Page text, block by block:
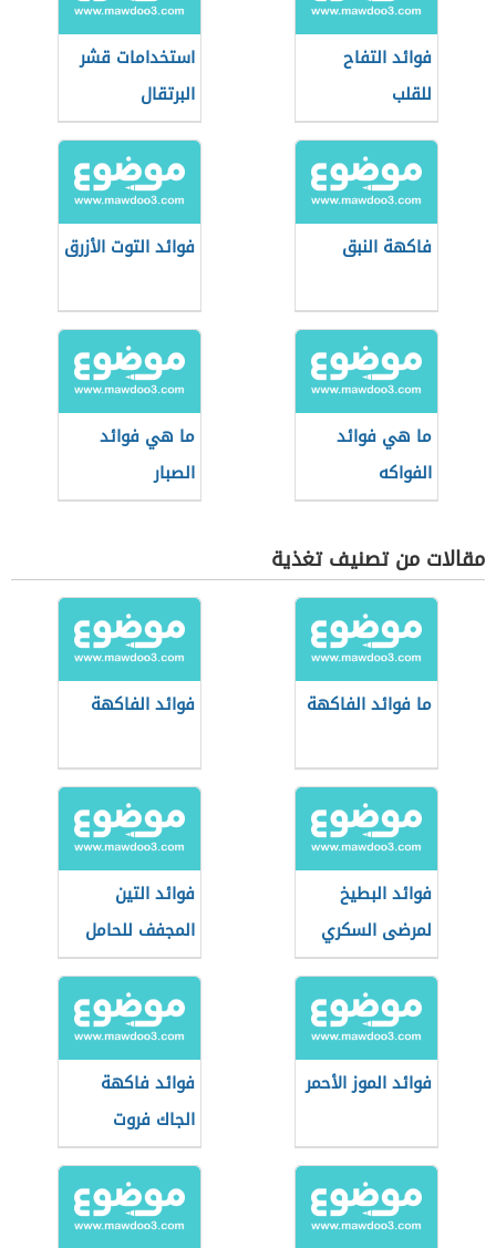
فوائد التفاح
للقلب
استخدامات قشر
البرتقال
فاكهة النبق فوائد التوت الأزرق
ما هي فوائد
الفواكه
ما هي فوائد
الصبار
مقالات من تصنيف تغذية
ما فوائد الفاكهة فوائد الفاكهة
فوائد البطيخ
لمرضى السكري
فوائد التين
المجفف للحامل
فوائد الموز الأحمر
فوائد فاكهة
الجاك فروت